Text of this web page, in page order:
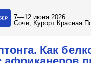
июня 2026
Курорт Красная Поляна 960
приходит в